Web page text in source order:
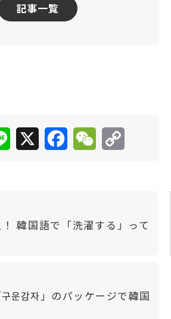
記事一覧
Line FacebookWeChat
韓国語で「洗濯する」って
운감자」のパッケージで韓国